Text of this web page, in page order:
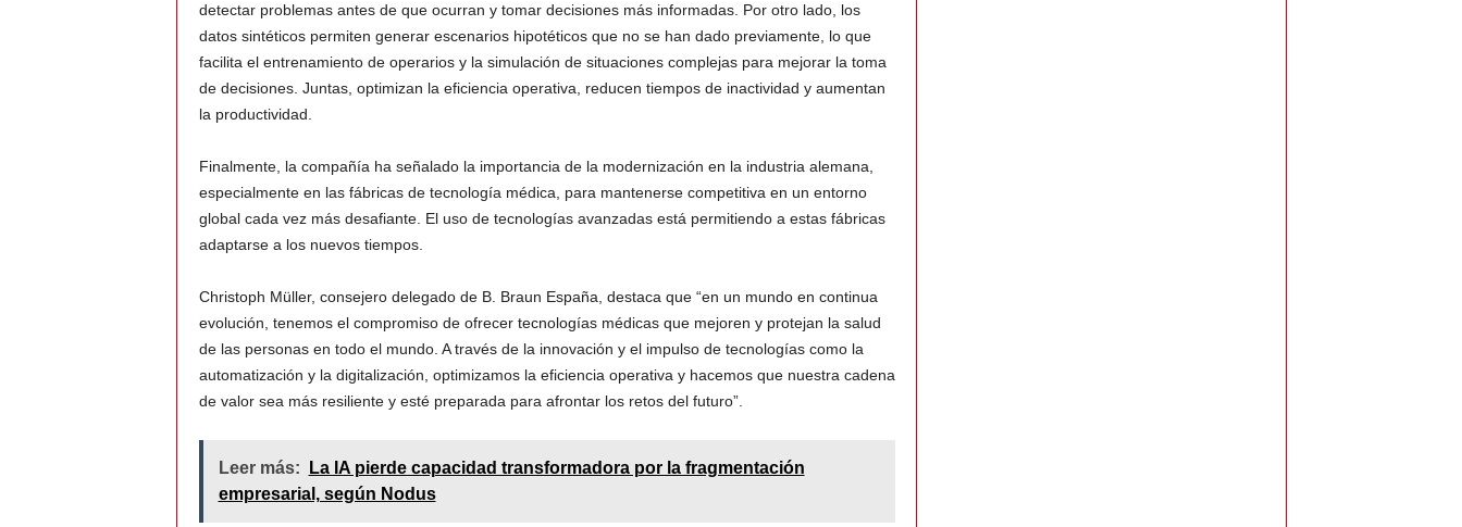
detectar problemas antes de que ocurran y tomar decisiones más informadas. Por otro lado, los
datos sintéticos permiten generar escenarios hipotéticos que no se han dado previamente, lo que
facilita el entrenamiento de operarios y la simulación de situaciones complejas para mejorar la toma
de decisiones. Juntas, optimizan la eficiencia operativa, reducen tiempos de inactividad y aumentan
la productividad.
Finalmente, la compañía ha señalado la importancia de la modernización en la industria alemana,
especialmente en las fábricas de tecnología médica, para mantenerse competitiva en un entorno
global cada vez más desafiante. El uso de tecnologías avanzadas está permitiendo a estas fábricas
adaptarse a los nuevos tiempos.
Christoph Müller, consejero delegado de B. Braun España, destaca que “en un mundo en continua
evolución, tenemos el compromiso de ofrecer tecnologías médicas que mejoren y protejan la salud
de las personas en todo el mundo. A través de la innovación y el impulso de tecnologías como la
automatización y la digitalización, optimizamos la eficiencia operativa y hacemos que nuestra cadena
de valor sea más resiliente y esté preparada para afrontar los retos del futuro”.
Leer más:
La IA pierde capacidad transformadora por la fragmentación
empresarial, según Nodus